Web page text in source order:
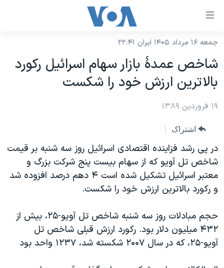
لینکهای
دسترسی
جهش
محتوای
اصلی
جهش
اصلی
جهش
به
جستجو
نسخه سبک وب‌سایت
موضوع ها
ایران
آمریکا
ورزشی
گزیده‌ها
ویدیوها
فرهنگ و زندگی
برنامه های تلویزیونی
جدول برنامه ها
صفحه‌های ویژه
جام جهانی ۲۰۲۶
عملیات خشم حماسی
بایگانی برنامه‌های تلویزیونی
مستندها
فرکانس‌های صدای آمریکا
پخش رادیویی
دنبال کنید
جمعه ۱۶ مرداد ۱۴۰۵ ایران ۲۲:۴۱
شاخص عمدۀ بازار سهام اسرائيل رکورد
بالاترين ارزش خود را شکست
۱۹ فروردین ۱۳۸۹
اشتراک
در پی رشد فزاينده اقتصادی اسرائيل روز سه شنبه بر قيمت
شاخص تل آويو که از سهام بيست پنج شرکت بزرگ و
معتبر اسرائيل تشکيل شده است ۴ دهم درصد افزوده شد
و رکورد بالاترين ارزش خود را شکست.
حجم مبادلات روز سه شنبه شاخص تل آويو-۲۵، بيش از
۴۳۲ ميليون دلار بود. رکورد ارزش قبلی شاخص تل
آويو-۲۵، که در سال ۲۰۰۷ شکسته شد، ۱۲۳۷ واحد بود